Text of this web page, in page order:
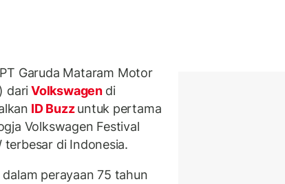
PT Garuda Mataram Motor
dariVolkswagen di
ID Buzzuntuk pertama
Volkswagen Festival
di Indonesia.
perayaan 75 tahun